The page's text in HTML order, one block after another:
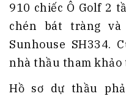
910 chiếc Ô Golf 2
chén bát tràng
Sunhouse SH334.
nhà thầu tham khảo
Hồ sơ dự thầu